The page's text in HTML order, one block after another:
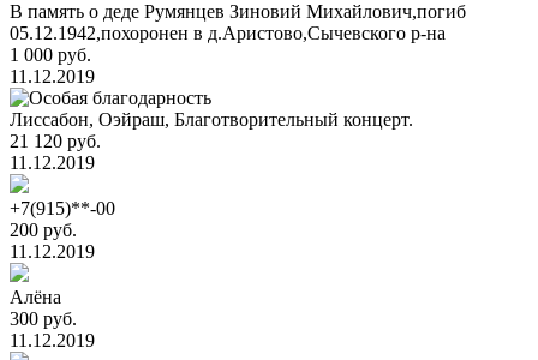
В память о деде Румянцев Зиновий Михайлович,погиб
05.12.1942,похоронен в д.Аристово,Сычевского р-на
1 000 руб.
11.12.2019
Лиссабон, Оэйраш, Благотворительный концерт.
21 120 руб.
11.12.2019
+7(915)**-00
200 руб.
11.12.2019
Алёна
300 руб.
11.12.2019